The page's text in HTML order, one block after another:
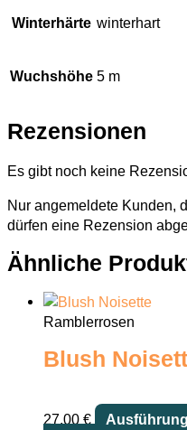
Winterhärte winterhart
Wuchshöhe 5 m
Rezensionen
Es gibt noch keine
Nur angemeldete Kunden,
dürfen eine Rezension
Ähnliche
Ramblerrosen
Blush
27,00 €
Ausführung